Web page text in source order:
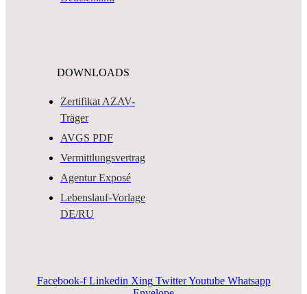
DOWNLOADS
Zertifikat AZAV-
Träger
AVGS PDF
Vermittlungsvertrag
Agentur Exposé
Lebenslauf-Vorlage
DE/RU
Facebook-f Linkedin Xing Twitter Youtube Whatsapp